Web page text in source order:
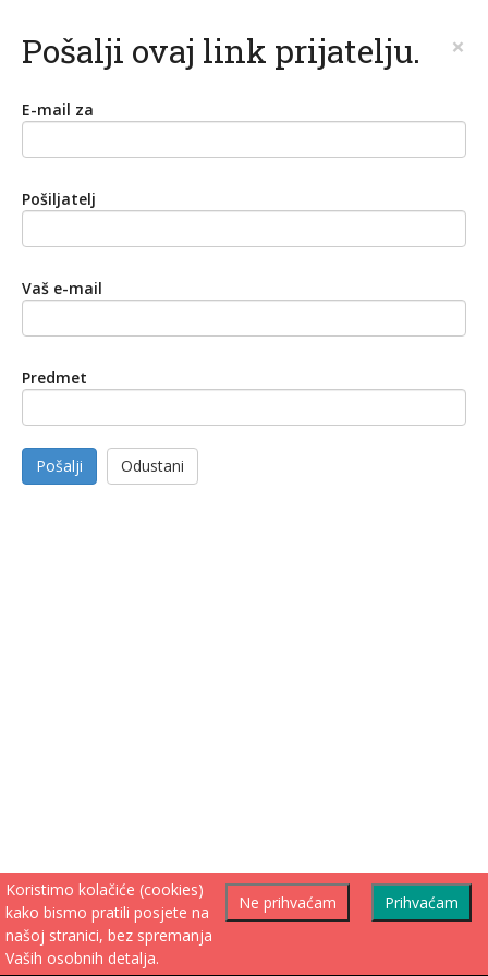
Pošalji ovaj link prijatelju. ×
E-mail za
Pošiljatelj
Vaš e-mail
Predmet
Pošalji Odustani
Prihvaćam
Ne prihvaćam
Koristimo kolačiće (cookies)
kako bismo pratili posjete na
našoj stranici, bez spremanja
Vaših osobnih detalja.